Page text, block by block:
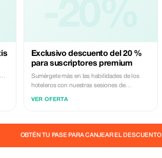
Exclusivo descuento del 20 %
para suscriptores premium
Sumérgete más en las habilidades de los
hoteleros con nuestras sesiones de
VER OFERTA
OBTÉN TU PASE PARA CANJEAR EL DESCUENTO